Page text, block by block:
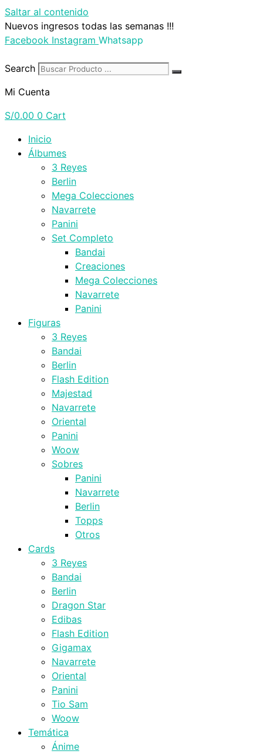
Saltar al contenido
Nuevos ingresos todas las semanas !!!
Facebook Instagram Whatsapp
Search
Mi Cuenta
S/0.00 0 Cart
Inicio
Álbumes
3 Reyes
Berlin
Mega Colecciones
Navarrete
Panini
Set Completo
Bandai
Creaciones
Mega Colecciones
Navarrete
Panini
Figuras
3 Reyes
Bandai
Berlin
Flash Edition
Majestad
Navarrete
Oriental
Panini
Woow
Sobres
Panini
Navarrete
Berlin
Topps
Otros
Cards
3 Reyes
Bandai
Berlin
Dragon Star
Edibas
Flash Edition
Gigamax
Navarrete
Oriental
Panini
Tio Sam
Woow
Temática
Ánime